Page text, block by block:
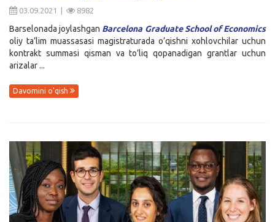
03.09.2021 | 8982
Barselonada joylashgan Barcelona Graduate School of Economics
oliy ta’lim muassasasi magistraturada o’qishni xohlovchilar uchun
kontrakt summasi qisman va to’liq qopanadigan grantlar uchun
arizalar ...
Davomini o'qish